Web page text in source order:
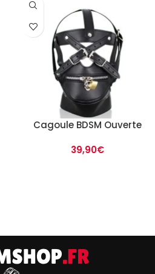
Cagoule BDSM Ouverte
39,90€